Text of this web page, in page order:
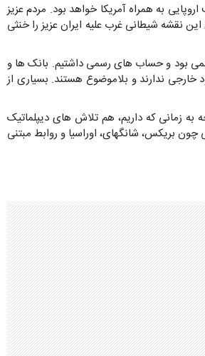
به همراه آمریکا خواهد بود. مردم عزیز
نقشه شیطانی غرب علیه ایران عزیز را خنثی
آن موقع کشور بوده است(۲۰۱۲-۲۰۰۶) فضای کاری روابط خاص کشور ما رسمی بود و حساب های رسمی داشتیم. بانک ها و
خارجی ندارند و بلاموضوع هستند. بسیاری از
به زمانی که داریم، هم تلاش های دیپلماتیک
بریکس، شانگهای، اوراسیا و روابط مبتنی